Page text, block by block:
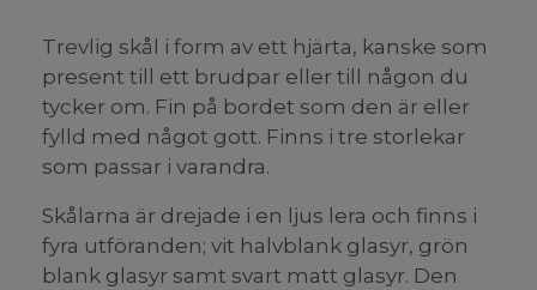
Trevlig skål i form av ett hjärta, kanske som
present till ett brudpar eller till någon du
tycker om. Fin på bordet som den är eller
fylld med något gott. Finns i tre storlekar
som passar i varandra.
Skålarna är drejade i en ljus lera och finns i
fyra utföranden; vit halvblank glasyr, grön
blank glasyr samt svart matt glasyr. Den